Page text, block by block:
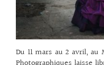
Du 11 mars au 2 avril,